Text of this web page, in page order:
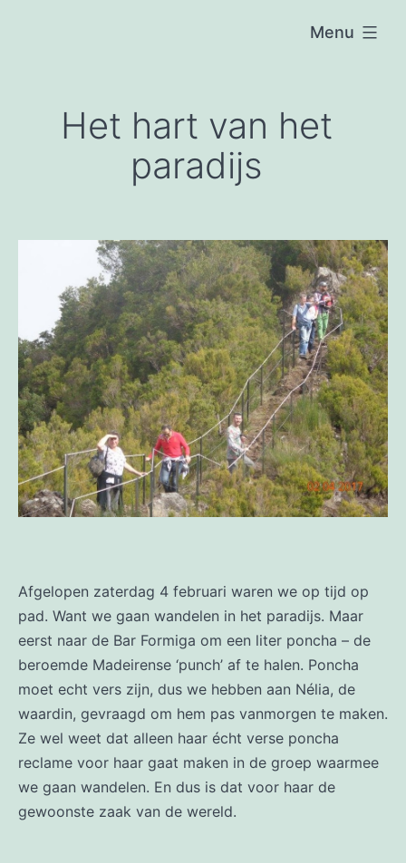
Menu
Het hart van het
paradijs
Afgelopen zaterdag 4 februari waren we op tijd op
pad. Want we gaan wandelen in het paradijs. Maar
eerst naar de Bar Formiga om een liter poncha – de
beroemde Madeirense ‘punch’ af te halen. Poncha
moet echt vers zijn, dus we hebben aan Nélia, de
waardin, gevraagd om hem pas vanmorgen te maken.
Ze wel weet dat alleen haar écht verse poncha
reclame voor haar gaat maken in de groep waarmee
we gaan wandelen. En dus is dat voor haar de
gewoonste zaak van de wereld.